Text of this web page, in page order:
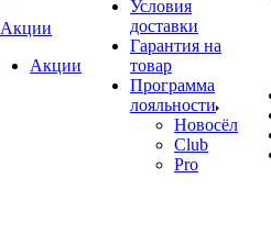
Акции
Акции
Условия
доставки
Гарантия на
товар
Программа
лояльности
Новосёл
Club
Pro